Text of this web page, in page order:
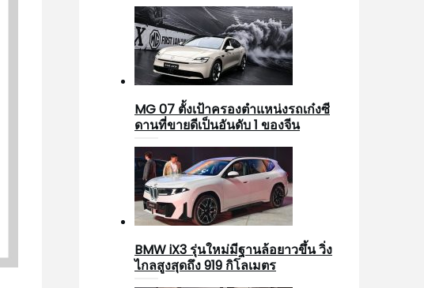
MG 07 ตั้งเป้าครองตำแหน่งรถเก๋งซี
ดานที่ขายดีเป็นอันดับ 1 ของจีน
BMW iX3 รุ่นใหม่มีฐานล้อยาวขึ้น วิ่ง
ไกลสูงสุดถึง 919 กิโลเมตร